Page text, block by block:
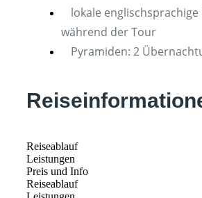
lokale englischsprachige
während der Tour
Pyramiden: 2
Reiseablauf
Leistungen
Preis und Info
Reiseablauf